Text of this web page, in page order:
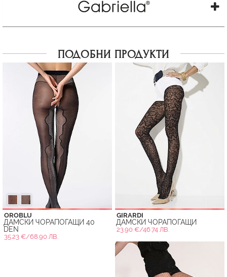
ПОДОБНИ ПРОДУКТИ
OROBLU
ДАМСКИ ЧОРАПОГАЩИ 40
DEN
35.23 €/68.90 ЛВ.
GIRARDI
ДАМСКИ ЧОРАПОГАЩИ
23.90 €/46.74 ЛВ.